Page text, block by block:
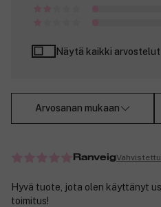
Näytä kaikki arvostelut
Arvosanan mukaan
Ranveig
Hyvä tuote, jota olen käyttänyt
toimitus!